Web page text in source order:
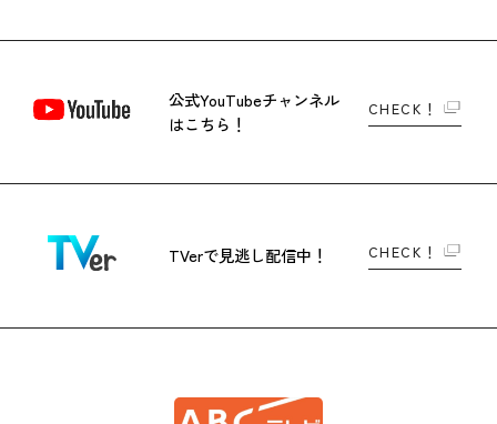
公式YouTubeチャンネル
はこちら！
CHECK！
TVerで見逃し配信中！ CHECK！